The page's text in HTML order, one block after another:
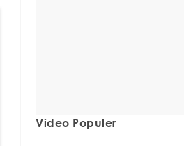
Video Populer